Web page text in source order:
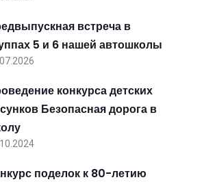
встреча в
5 и 6 нашей автошколы
конкурса детских
Безопасная дорога в
поделок к 80-летию